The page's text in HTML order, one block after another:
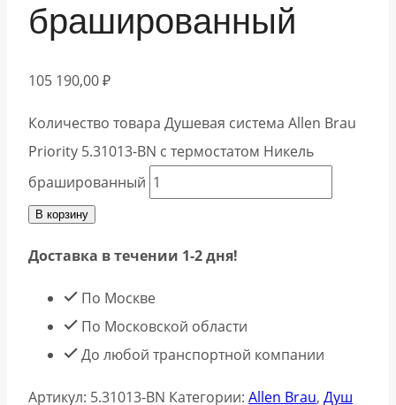
брашированный
105 190,00₽
Количество товара Душевая система Allen Brau
Priority 5.31013-BN с термостатом Никель
брашированный
В корзину
Доставка в течении 1-2 дня!
По Москве
По Московской области
До любой транспортной компании
Артикул: 5.31013-BN Категории: Allen Brau, Душ